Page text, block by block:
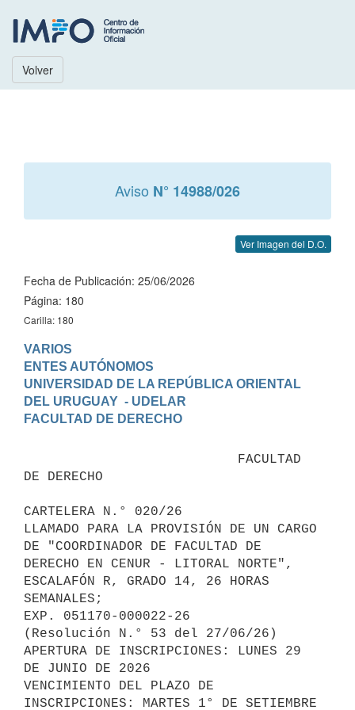
Volver
Aviso N° 14988/026
Ver Imagen del D.O.
Fecha de Publicación: 25/06/2026
Página: 180
Carilla: 180
VARIOS
ENTES AUTÓNOMOS
UNIVERSIDAD DE LA REPÚBLICA ORIENTAL
DEL URUGUAY  - UDELAR
DE DERECHO
CARTELERA N.° 020/26
LLAMADO PARA LA PROVISIÓN DE UN CARGO
DE "COORDINADOR DE FACULTAD DE
DERECHO EN CENUR - LITORAL NORTE",
ESCALAFÓN R, GRADO 14, 26 HORAS
SEMANALES;
EXP. 051170-000022-26
(Resolución N.° 53 del 27/06/26)
APERTURA DE INSCRIPCIONES: LUNES 29
DE JUNIO DE 2026
VENCIMIENTO DEL PLAZO DE
INSCRIPCIONES: MARTES 1° DE SETIEMBRE